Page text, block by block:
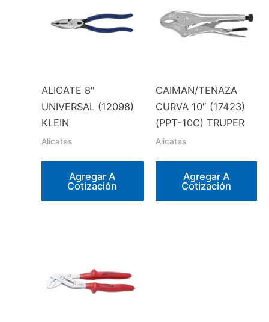
ALICATE 8″
UNIVERSAL (12098)
KLEIN
Alicates
Agregar A
Cotización
CAIMAN/TENAZA
CURVA 10″ (17423)
(PPT-10C) TRUPER
Alicates
Agregar A
Cotización